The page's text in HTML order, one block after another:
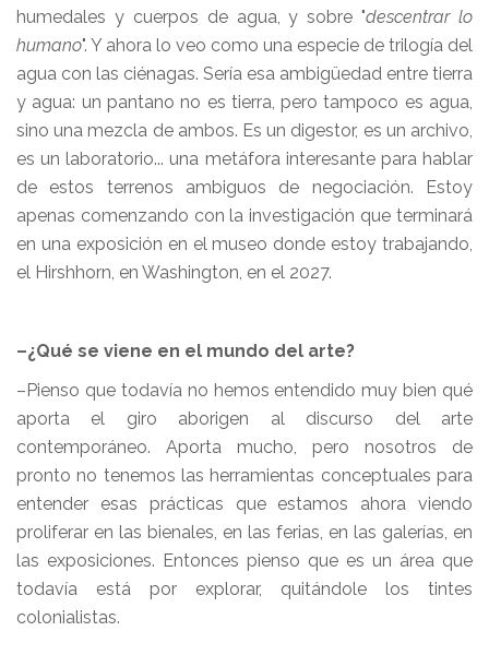
humedales y cuerpos de agua, y sobre "descentrar lo
humano". Y ahora lo veo como una especie de trilogía del
agua con las ciénagas. Sería esa ambigüedad entre tierra
y agua: un pantano no es tierra, pero tampoco es agua,
sino una mezcla de ambos. Es un digestor, es un archivo,
es un laboratorio... una metáfora interesante para hablar
de estos terrenos ambiguos de negociación. Estoy
apenas comenzando con la investigación que terminará
en una exposición en el museo donde estoy trabajando,
el Hirshhorn, en Washington, en el 2027.
–¿Qué se viene en el mundo del arte?
–Pienso que todavía no hemos entendido muy bien qué
aporta el giro aborigen al discurso del arte
contemporáneo. Aporta mucho, pero nosotros de
pronto no tenemos las herramientas conceptuales para
entender esas prácticas que estamos ahora viendo
proliferar en las bienales, en las ferias, en las galerías, en
las exposiciones. Entonces pienso que es un área que
todavía está por explorar, quitándole los tintes
colonialistas.